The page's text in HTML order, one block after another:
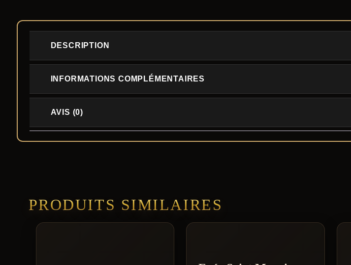
DESCRIPTION
INFORMATIONS COMPLÉMENTAIRES
AVIS (0)
PRODUITS SIMILAIRES